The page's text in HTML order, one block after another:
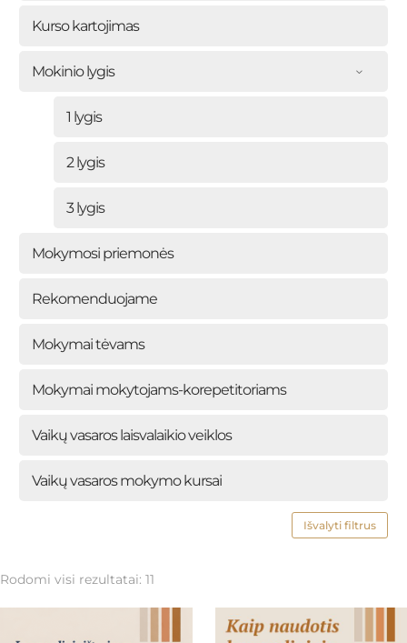
Kurso kartojimas
Mokinio lygis
1 lygis
2 lygis
3 lygis
Mokymosi priemonės
Rekomenduojame
Mokymai tėvams
Mokymai mokytojams-korepetitoriams
Vaikų vasaros laisvalaikio veiklos
Vaikų vasaros mokymo kursai
Išvalyti filtrus
Rodomi visi rezultatai: 11